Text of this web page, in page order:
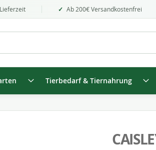
Ab 200€ Versandkostenfrei
Tierbedarf & Tiernahrung